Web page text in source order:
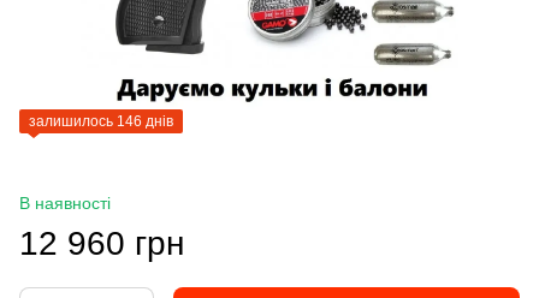
залишилось 146 днів
В наявності
12 960 грн